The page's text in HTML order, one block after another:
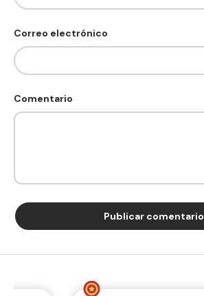
Correo electrónico
Comentario
Publicar comentario